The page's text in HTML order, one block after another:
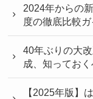
2024年からの
度の徹底比較ガ
40年ぶりの大
成、知ってお
【2025年版】